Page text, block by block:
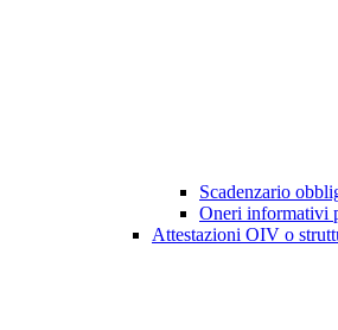
Scadenzario
Oneri informativi
Attestazioni OIV o